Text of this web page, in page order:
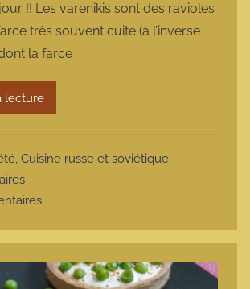
r
m
a
r
t
!! Les varenikis sont des ravioles
très souvent cuite (à l’inverse
la farce
lecture
, Cuisine russe et soviétique,